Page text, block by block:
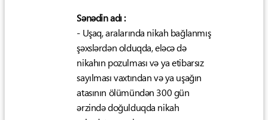
Sənədin adı :
- Uşaq, aralarında nikah bağlanmış
şəxslərdən olduqda, eləcə də
nikahın pozulması və ya etibarsız
sayılması vaxtından və ya uşağın
atasının ölümündən 300 gün
ərzində doğulduqda nikah